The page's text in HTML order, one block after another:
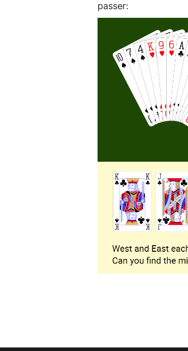
passer: